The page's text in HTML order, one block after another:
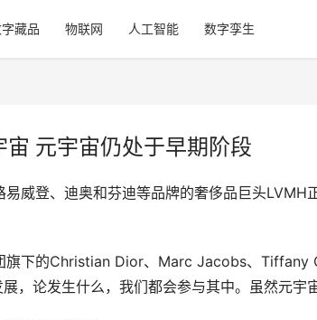
藏品 物联网 人工智能 数字孪生
元宇宙仍处于早期阶段
威登、迪奥和芬迪等品牌的奢侈品巨头LVMH
下的Christian Dior、Marc Jacobs、Tiffany
，论发生什么，我们都会参与其中。虽然元宇